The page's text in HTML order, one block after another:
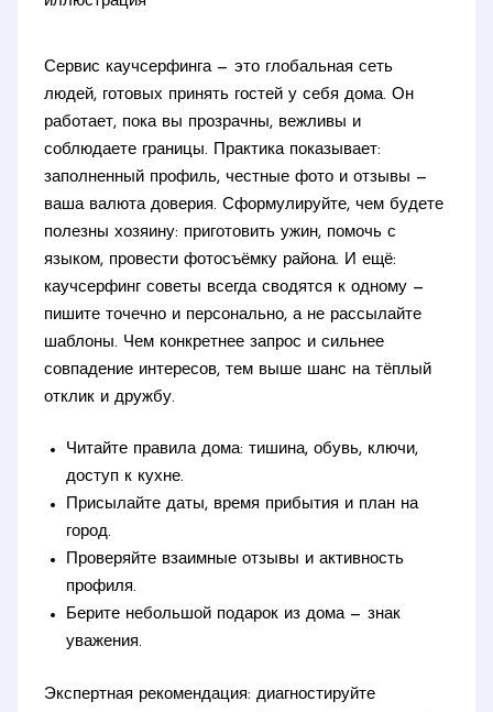
Сервис каучсерфинга — это глобальная сеть
людей, готовых принять гостей у себя дома. Он
работает, пока вы прозрачны, вежливы и
соблюдаете границы. Практика показывает:
заполненный профиль, честные фото и отзывы —
ваша валюта доверия. Сформулируйте, чем будете
полезны хозяину: приготовить ужин, помочь с
языком, провести фотосъёмку района. И ещё:
каучсерфинг советы всегда сводятся к одному —
пишите точечно и персонально, а не рассылайте
шаблоны. Чем конкретнее запрос и сильнее
совпадение интересов, тем выше шанс на тёплый
отклик и дружбу.
Читайте правила дома: тишина, обувь, ключи,
доступ к кухне.
Присылайте даты, время прибытия и план на
город.
Проверяйте взаимные отзывы и активность
профиля.
Берите небольшой подарок из дома — знак
уважения.
Экспертная рекомендация: диагностируйте